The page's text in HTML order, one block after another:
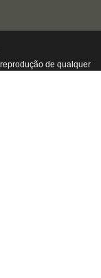
de qualquer